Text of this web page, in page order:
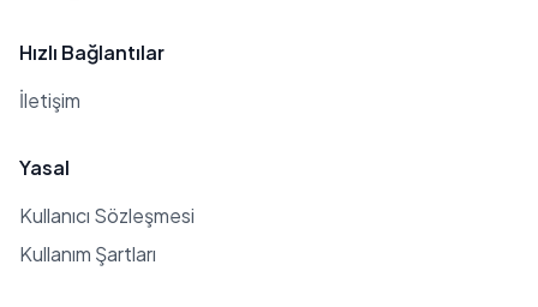
Hızlı Bağlantılar
İletişim
Yasal
Kullanıcı Sözleşmesi
Kullanım Şartları